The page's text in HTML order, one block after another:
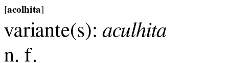
[acolhita]
variante(s): aculhita
n. f.